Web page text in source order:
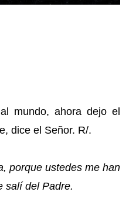
mundo, ahora dejo el
dice el Señor. R/.
porque ustedes me han
salí del Padre.